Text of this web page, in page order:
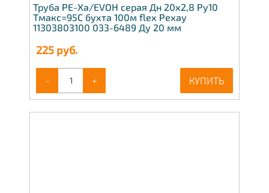
Труба PE-Xa/EVOH серая Дн 20х2,8 Ру10
Тмакс=95C бухта 100м flex Рехау
11303803100 033-6489 Ду 20 мм
225 руб.
- + КУПИТЬ